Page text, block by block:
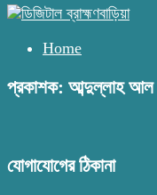
Home
প্রকাশক: আব্দুল্লাহ আল
যোগাযোগের ঠিকানা